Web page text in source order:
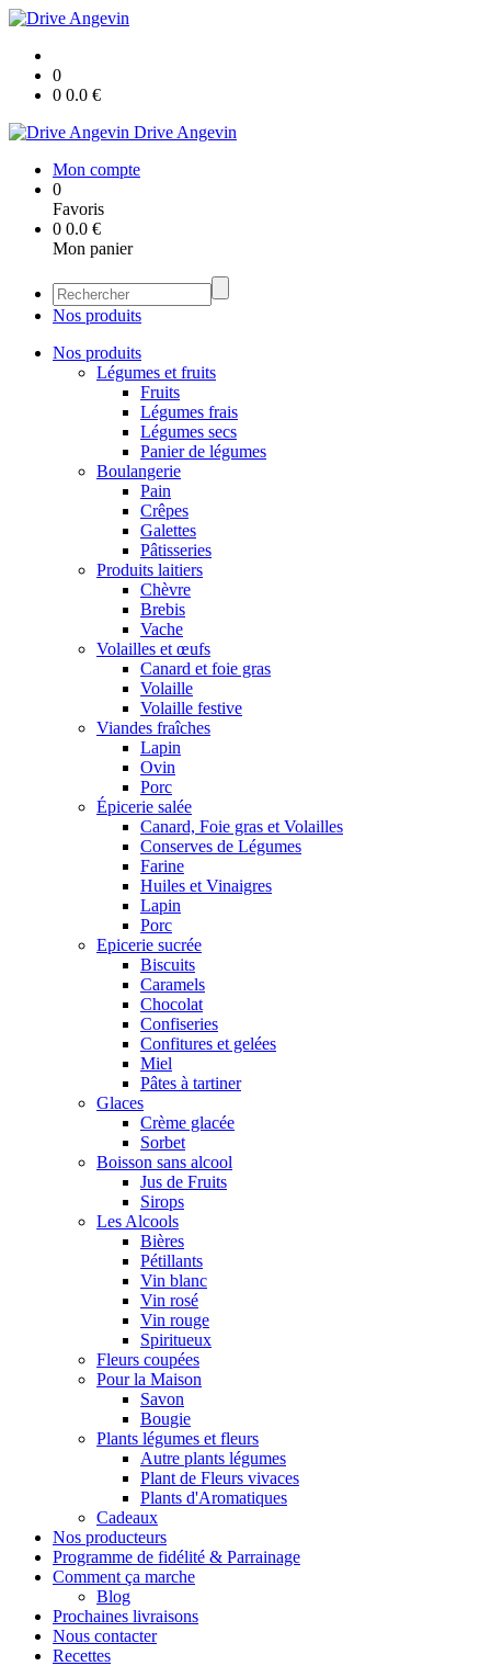
0
0 0.0 €
Drive Angevin
Mon compte
0
Favoris
0 0.0 €
Mon panier
Nos produits
Nos produits
Légumes et fruits
Fruits
Légumes frais
Légumes secs
Panier de légumes
Boulangerie
Pain
Crêpes
Galettes
Pâtisseries
Produits laitiers
Chèvre
Brebis
Vache
Volailles et œufs
Canard et foie gras
Volaille
Volaille festive
Viandes fraîches
Lapin
Ovin
Porc
Épicerie salée
Canard, Foie gras et Volailles
Conserves de Légumes
Farine
Huiles et Vinaigres
Lapin
Porc
Epicerie sucrée
Biscuits
Caramels
Chocolat
Confiseries
Confitures et gelées
Miel
Pâtes à tartiner
Glaces
Crème glacée
Sorbet
Boisson sans alcool
Jus de Fruits
Sirops
Les Alcools
Bières
Pétillants
Vin blanc
Vin rosé
Vin rouge
Spiritueux
Fleurs coupées
Pour la Maison
Savon
Bougie
Plants légumes et fleurs
Autre plants légumes
Plant de Fleurs vivaces
Plants d'Aromatiques
Cadeaux
Nos producteurs
Programme de fidélité & Parrainage
Comment ça marche
Blog
Prochaines livraisons
Nous contacter
Recettes